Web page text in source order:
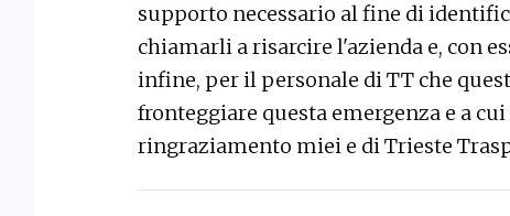
supporto necessario al fine di
chiamarli a risarcire l'azienda e, con
infine, per il personale di TT che
fronteggiare questa emergenza e a
ringraziamento miei e di Trieste